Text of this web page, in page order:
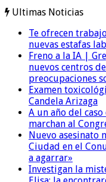
Ultimas Noticias
Te ofrecen
nuevas estafas
Freno a la IA |
nuevos centros
preocupaciones
Examen
Candela Arizaga
A un año del
marchan al
Nuevo asesinato
Ciudad en el
a agarrar»
Investigan la